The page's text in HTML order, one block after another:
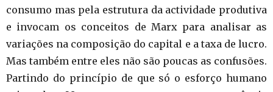
consumo mas pela estrutura da actividade produtiva
e invocam os conceitos de Marx para analisar as
variações na composição do capital e a taxa de lucro.
Mas também entre eles não são poucas as confusões.
Partindo do princípio de que só o esforço humano